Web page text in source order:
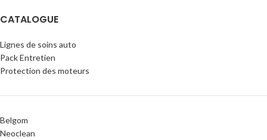
CATALOGUE
Lignes de soins auto
Pack Entretien
Protection des moteurs
Belgom
Neoclean